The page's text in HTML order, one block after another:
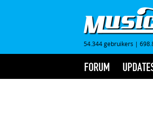
54.344 gebruikers |
FORUM